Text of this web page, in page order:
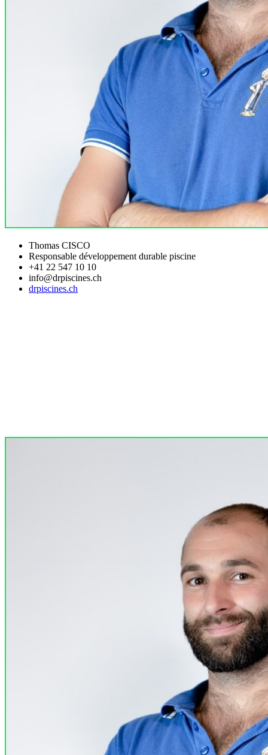
Thomas CISCO
Responsable développement durable piscine
+41 22 547 10 10
info@drpiscines.ch
drpiscines.ch